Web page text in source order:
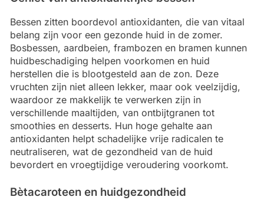
Bessen zitten boordevol antioxidanten, die van vitaal
belang zijn voor een gezonde huid in de zomer.
Bosbessen, aardbeien, frambozen en bramen kunnen
huidbeschadiging helpen voorkomen en huid
herstellen die is blootgesteld aan de zon. Deze
vruchten zijn niet alleen lekker, maar ook veelzijdig,
waardoor ze makkelijk te verwerken zijn in
verschillende maaltijden, van ontbijtgranen tot
smoothies en desserts. Hun hoge gehalte aan
antioxidanten helpt schadelijke vrije radicalen te
neutraliseren, wat de gezondheid van de huid
bevordert en vroegtijdige veroudering voorkomt.
Bètacaroteen en huidgezondheid